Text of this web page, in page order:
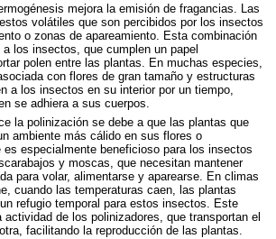
mejora la emisión de fragancias. Las
volátiles que son percibidos por los insectos
o zonas de apareamiento. Esta combinación
los insectos, que cumplen un papel
polen entre las plantas. En muchas especies,
con flores de gran tamaño y estructuras
a los insectos en su interior por un tiempo,
se adhiera a sus cuerpos.
la polinización se debe a que las plantas que
ambiente más cálido en sus flores o
especialmente beneficioso para los insectos
y moscas, que necesitan mantener
para volar, alimentarse y aparearse. En climas
cuando las temperaturas caen, las plantas
refugio temporal para estos insectos. Este
de los polinizadores, que transportan el
facilitando la reproducción de las plantas.